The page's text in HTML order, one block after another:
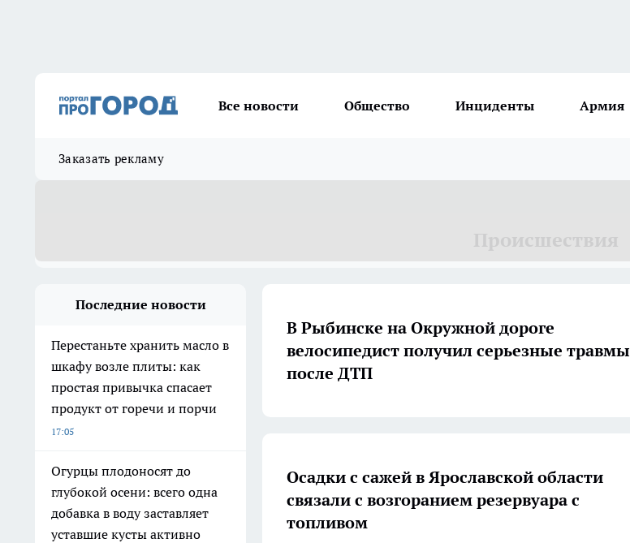
Все новости Общество Инциденты Армия
Заказать рекламу
Последние новости
Перестаньте хранить масло в
шкафу возле плиты: как
простая привычка спасает
продукт от горечи и порчи
17:05
Огурцы плодоносят до
глубокой осени: всего одна
добавка в воду заставляет
уставшие кусты активно
В Рыбинске на Окружной дороге
велосипедист получил серьезные травмы
после ДТП
Осадки с сажей в Ярославской области
связали с возгоранием резервуара с
топливом